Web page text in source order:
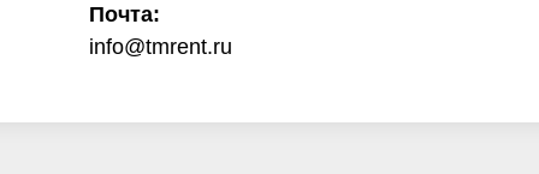
Почта:
info@tmrent.ru